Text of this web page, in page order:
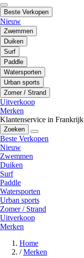
Beste Verkopen
Nieuw
Zwemmen
Duiken
Surf
Paddle
Watersporten
Urban sports
Zomer / Strand
Uitverkoop
Merken
Klantenservice in Frankrijk
Zoeken
Beste Verkopen
Nieuw
Zwemmen
Duiken
Surf
Paddle
Watersporten
Urban sports
Zomer / Strand
Uitverkoop
Merken
Home
/ Merken